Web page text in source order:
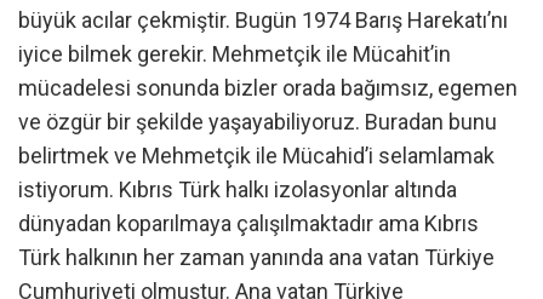
büyük acılar çekmiştir. Bugün 1974 Barış Harekatı’nı
iyice bilmek gerekir. Mehmetçik ile Mücahit’in
mücadelesi sonunda bizler orada bağımsız, egemen
ve özgür bir şekilde yaşayabiliyoruz. Buradan bunu
belirtmek ve Mehmetçik ile Mücahid’i selamlamak
istiyorum. Kıbrıs Türk halkı izolasyonlar altında
dünyadan koparılmaya çalışılmaktadır ama Kıbrıs
Türk halkının her zaman yanında ana vatan Türkiye
Cumhuriyeti olmuştur. Ana vatan Türkiye